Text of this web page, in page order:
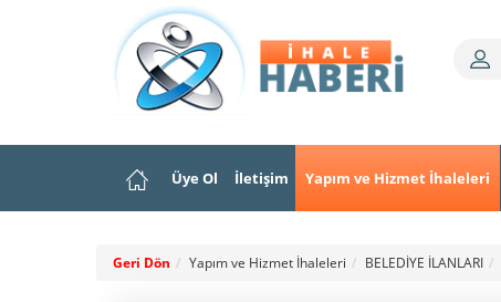
Üye Ol İletişim Yapım ve Hizmet İhaleleri
Geri Dön Yapım ve Hizmet İhaleleri BELEDİYE İLANLARI